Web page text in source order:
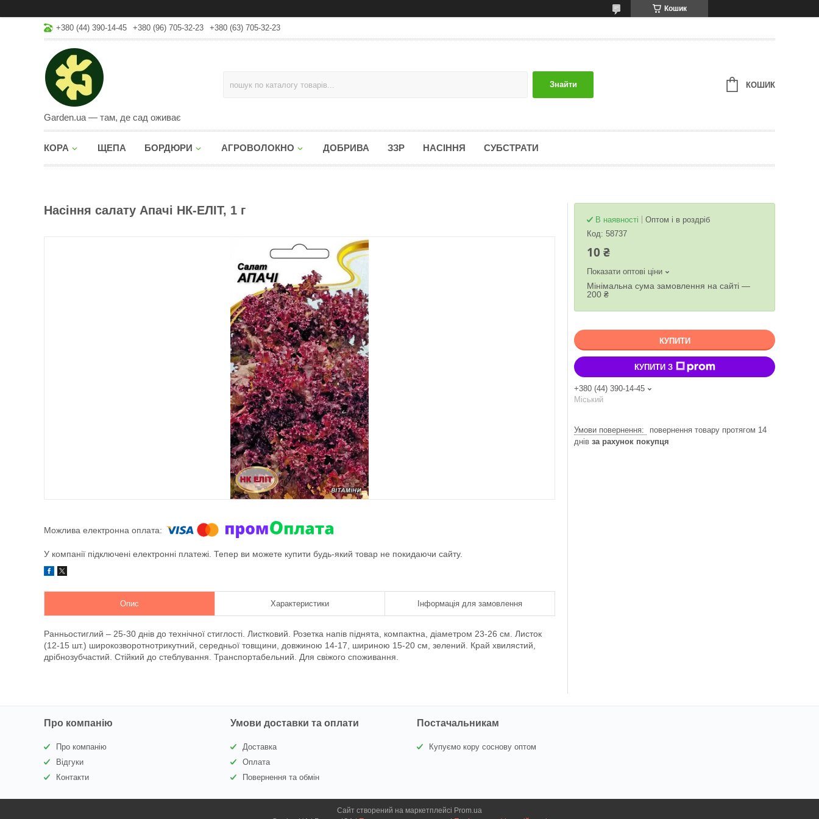
Кошик
+380 (44) 390-14-45 +380 (96) 705-32-23 +380 (63) 705-32-23
Garden.ua — там, де сад оживає
Знайти КОШИК
КОРА ЩЕПА БОРДЮРИ АГРОВОЛОКНО ДОБРИВА ЗЗР НАСІННЯ СУБСТРАТИ
Насіння салату Апачі НК-ЕЛІТ, 1 г
У компанії підключені електронні платежі. Тепер ви можете купити будь-який товар не покидаючи сайту.
Опис Характеристики Інформація для замовлення
Ранньостиглий – 25-30 днів до технічної стиглості. Листковий. Розетка напів піднята, компактна, діаметром 23-26 см. Листок
(12-15 шт.) широкозворотнотрикутний, середньої товщини, довжиною 14-17, шириною 15-20 см, зелений. Край хвилястий,
дрібнозубчастий. Стійкий до стеблування. Транспортабельний. Для свіжого споживання.
В наявності
Оптом і в роздріб
Код: 58737
10 ₴
Показати оптові ціни
Мінімальна сума замовлення на сайті —
200 ₴
КУПИТИ
КУПИТИ З
+380 (44) 390-14-45
Міський
повернення товару протягом 14
днів за рахунок покупця
Про компанію
Про компанію
Відгуки
Контакти
Умови доставки та оплати
Доставка
Оплата
Повернення та обмін
Постачальникам
Купуємо кору соснову оптом
Сайт створений на маркетплейсі Prom.ua